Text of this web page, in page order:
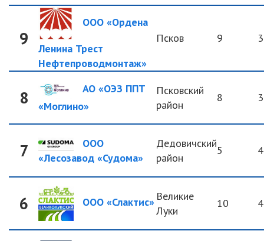
9
ООО «Ордена
Ленина Трест
Нефтепроводмонтаж»
Псков 9
8
АО «ОЭЗ ППТ
«Моглино»
Псковский
район
8
7
ООО
«Лесозавод «Судома»
Дедовичский
район
5
6 ООО «Слактис» Великие
Луки
10